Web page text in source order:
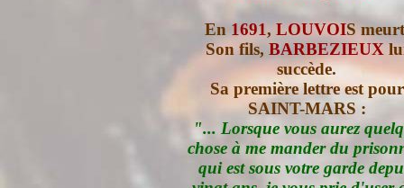
En 1691, LOUVOIS
Son fils, BARBEZIEUX
succède.
Sa première lettre est pour
SAINT-MARS :
"... Lorsque vous aurez
chose à me mander du
qui est sous votre garde